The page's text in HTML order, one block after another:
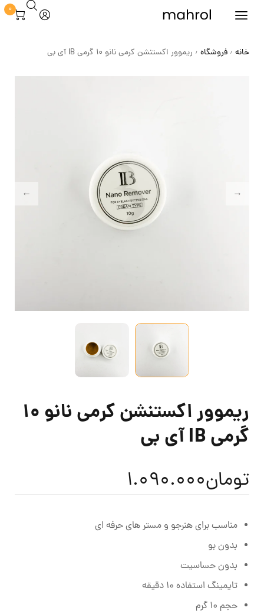
0
خانه / فروشگاه / ریموور اکستنشن کرمی نانو 10 گرمی IB آی بی
ریموور اکستنشن کرمی نانو 10
گرمی IB آی بی
تومان1.090.000
مناسب برای هنرجو و مستر های حرفه ای
بدون بو
بدون حساسیت
تایمینگ استفاده 10 دقیقه
حجم 10 گرم